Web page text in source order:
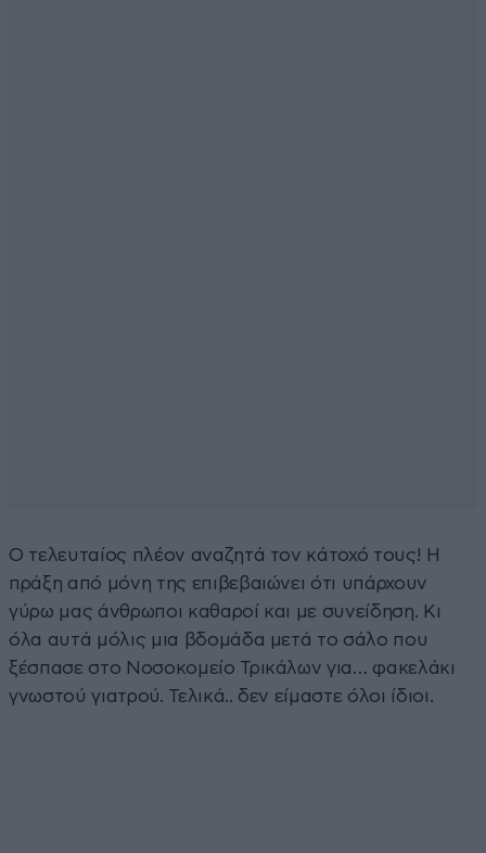
Ο τελευταίος πλέον αναζητά τον κάτοχό τους! Η
πράξη από μόνη της επιβεβαιώνει ότι υπάρχουν
γύρω μας άνθρωποι καθαροί και με συνείδηση. Κι
όλα αυτά μόλις μια βδομάδα μετά το σάλο που
ξέσπασε στο Νοσοκομείο Τρικάλων για… φακελάκι
γνωστού γιατρού. Τελικά.. δεν είμαστε όλοι ίδιοι.